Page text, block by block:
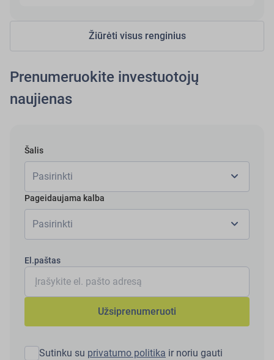
Žiūrėti visus renginius
Prenumeruokite investuotojų
naujienas
Šalis
Pasirinkti chevron_right
Pageidaujama kalba
Pasirinkti chevron_right
El.paštas
Užsiprenumeruoti
Sutinku su privatumo politika ir noriu gauti